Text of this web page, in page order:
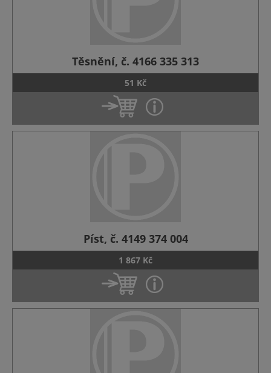
Těsnění, č. 4166 335 313
51 Kč
Píst, č. 4149 374 004
1 867 Kč